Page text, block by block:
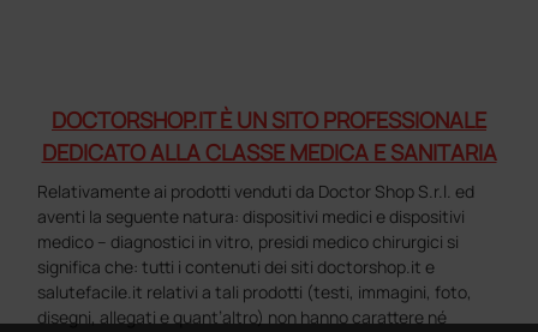
DOCTORSHOP.IT È UN SITO PROFESSIONALE
DEDICATO ALLA CLASSE MEDICA E SANITARIA
Relativamente ai prodotti venduti da Doctor Shop S.r.l. ed
aventi la seguente natura: dispositivi medici e dispositivi
medico – diagnostici in vitro, presidi medico chirurgici si
significa che: tutti i contenuti dei siti doctorshop.it e
salutefacile.it relativi a tali prodotti (testi, immagini, foto,
disegni, allegati e quant’altro) non hanno carattere né